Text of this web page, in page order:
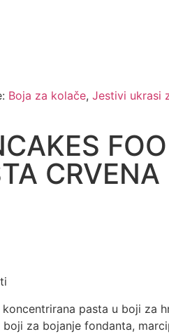
Boja za kolače, Jestivi ukrasi
koncentrirana pasta u boji za
boji za bojanje fondanta,